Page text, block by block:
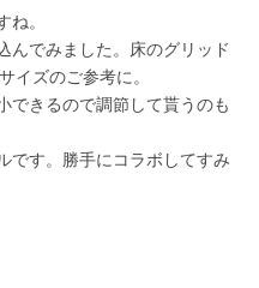
ね。
んでみました。床のグリッド
イズのご参考に。
できるので調節して貰うのも
です。勝手にコラボしてすみ